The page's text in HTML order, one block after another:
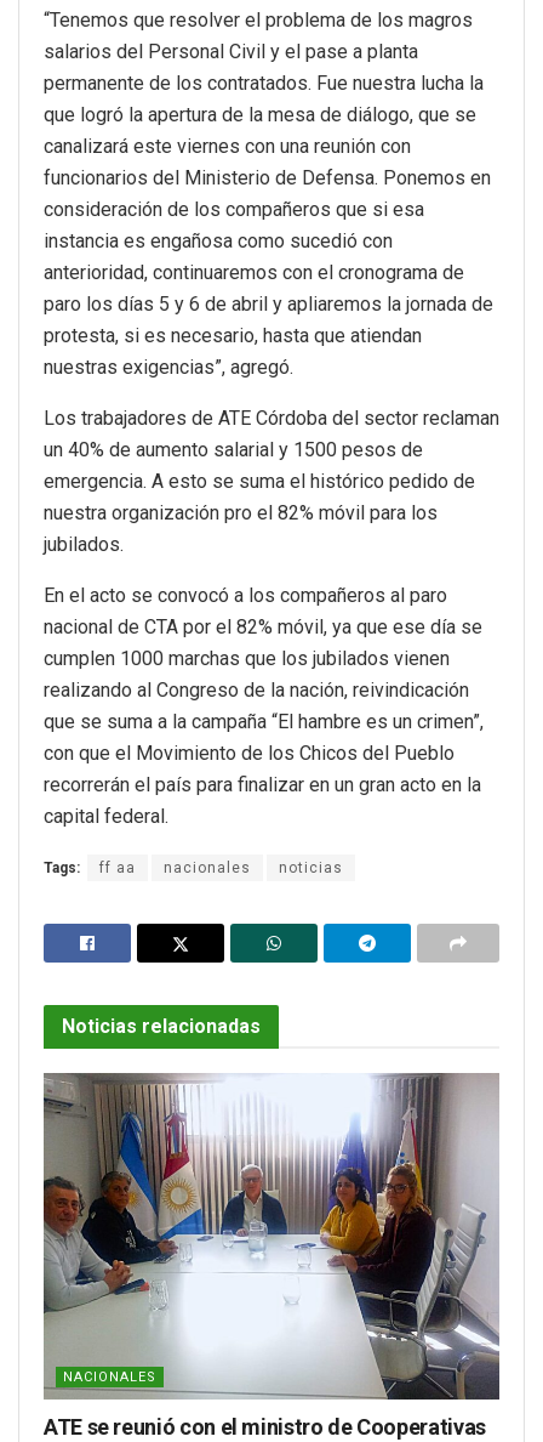
“Tenemos que resolver el problema de los magros
salarios del Personal Civil y el pase a planta
permanente de los contratados. Fue nuestra lucha la
que logró la apertura de la mesa de diálogo, que se
canalizará este viernes con una reunión con
funcionarios del Ministerio de Defensa. Ponemos en
consideración de los compañeros que si esa
instancia es engañosa como sucedió con
anterioridad, continuaremos con el cronograma de
paro los días 5 y 6 de abril y apliaremos la jornada de
protesta, si es necesario, hasta que atiendan
nuestras exigencias”, agregó.
Los trabajadores de ATE Córdoba del sector reclaman
un 40% de aumento salarial y 1500 pesos de
emergencia. A esto se suma el histórico pedido de
nuestra organización pro el 82% móvil para los
jubilados.
En el acto se convocó a los compañeros al paro
nacional de CTA por el 82% móvil, ya que ese día se
cumplen 1000 marchas que los jubilados vienen
realizando al Congreso de la nación, reivindicación
que se suma a la campaña “El hambre es un crimen”,
con que el Movimiento de los Chicos del Pueblo
recorrerán el país para finalizar en un gran acto en la
capital federal.
Tags: ff aa nacionales noticias
Noticias relacionadas
NACIONALES
ATE se reunió con el ministro de Cooperativas